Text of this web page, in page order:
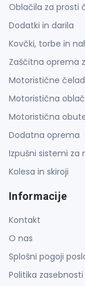
Oblačila za prosti
Dodatki in darila
Kovčki, torbe in
Zaščitna oprema
Motoristične
Motoristična
Motoristična
Dodatna oprema
Izpušni sistemi za
Kolesa in skiroji
Informacije
Kontakt
O nas
Splošni pogoji
Politika zasebnosti